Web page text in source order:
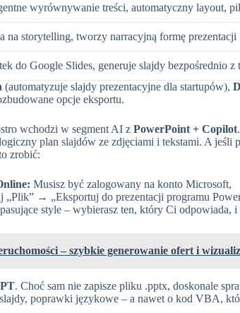
wyrównywanie treści, automatyczny layout,
na storytelling, tworzy narracyjną formę prezentacji
do Google Slides, generuje slajdy bezpośrednio z
(automatyzuje slajdy prezentacyjne dla startupów),
opcje eksportu.
wchodzi w segment AI z PowerPoint + Copilot
plan slajdów ze zdjęciami i tekstami. A
zrobić:
Musisz być zalogowany na konto Microsoft,
„Plik” → „Eksportuj do prezentacji programu
style – wybierasz ten, który Ci odpowiada, i
– szybkie generowanie ofert i
. Choć sam nie zapisze pliku .pptx, doskonale
poprawki językowe – a nawet o kod VBA,